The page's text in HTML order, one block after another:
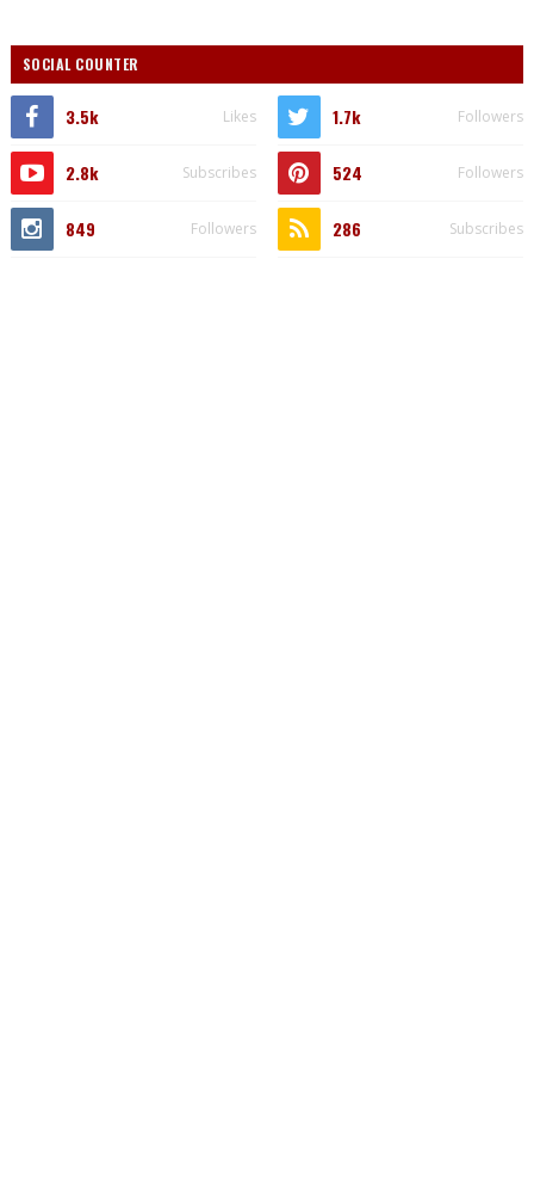
SOCIAL COUNTER
3.5k Likes 1.7k Followers
2.8k Subscribes 524 Followers
849 Followers 286 Subscribes